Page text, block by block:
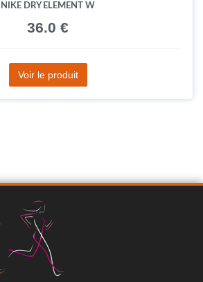
NIKE DRY ELEMENT W
36.0 €
Voir le produit